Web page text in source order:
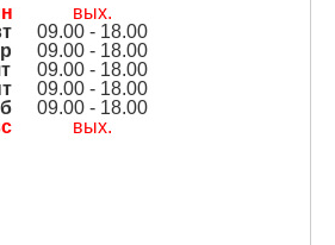
вых.
09.00 - 18.00
09.00 - 18.00
09.00 - 18.00
09.00 - 18.00
09.00 - 18.00
вых.